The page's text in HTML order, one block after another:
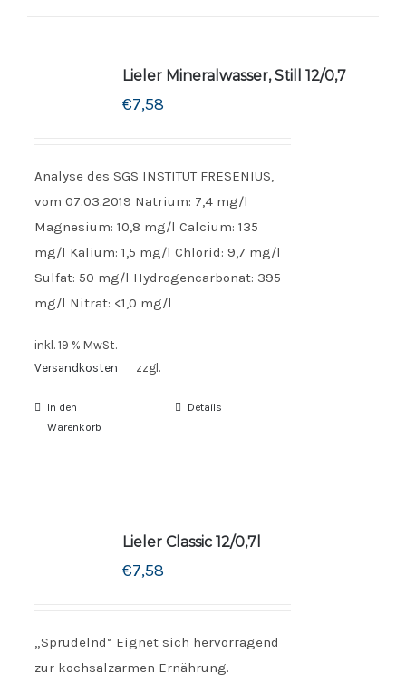
Lieler Mineralwasser, Still 12/0,7
€7,58
Analyse des SGS INSTITUT FRESENIUS,
vom 07.03.2019 Natrium: 7,4 mg/l
Magnesium: 10,8 mg/l Calcium: 135
mg/l Kalium: 1,5 mg/l Chlorid: 9,7 mg/l
Sulfat: 50 mg/l Hydrogencarbonat: 395
mg/l Nitrat: <1,0 mg/l
inkl. 19 % MwSt.
zzgl.
Versandkosten
In den
Warenkorb
Details
Lieler Classic 12/0,7l
€7,58
„Sprudelnd“ Eignet sich hervorragend
zur kochsalzarmen Ernährung.